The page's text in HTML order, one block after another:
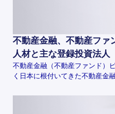
不動産金融、不動産ファ
人材と主な登録投資法人
不動産金融（不動産ファンド）
く日本に根付いてきた不動産金